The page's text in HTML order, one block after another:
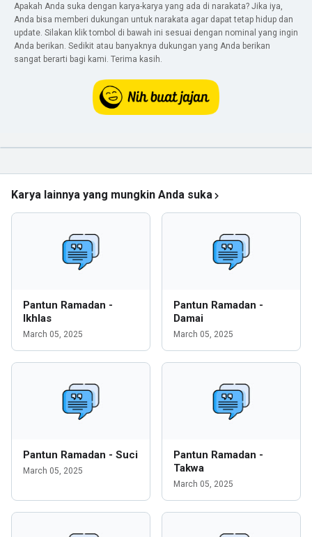
Apakah Anda suka dengan karya-karya yang ada di narakata? Jika iya,
Anda bisa memberi dukungan untuk narakata agar dapat tetap hidup dan
update. Silakan klik tombol di bawah ini sesuai dengan nominal yang ingin
Anda berikan. Sedikit atau banyaknya dukungan yang Anda berikan
sangat berarti bagi kami. Terima kasih.
Karya lainnya yang mungkin Anda suka
Pantun Ramadan -
Ikhlas
March 05, 2025
Pantun Ramadan -
Damai
March 05, 2025
Pantun Ramadan - Suci
March 05, 2025
Pantun Ramadan -
Takwa
March 05, 2025